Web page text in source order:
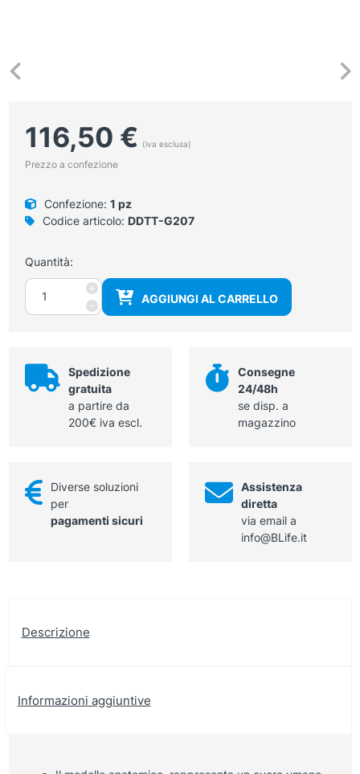
116,50 € (iva esclusa)
Prezzo a confezione
Confezione: 1 pz
Codice articolo: DDTT-G207
Quantità:
-
Modello
cuore
2
parti
+
AGGIUNGI AL CARRELLO
Spedizione
gratuita
a partire da
200€ iva escl.
Consegne
24/48h
se disp. a
magazzino
Diverse soluzioni
per
pagamenti sicuri
Assistenza
diretta
via email a
info@BLife.it
Descrizione
Informazioni aggiuntive